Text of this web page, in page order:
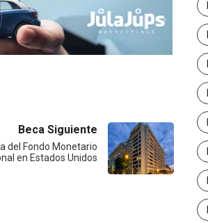
Beca Siguiente
del Fondo Monetario
en Estados Unidos